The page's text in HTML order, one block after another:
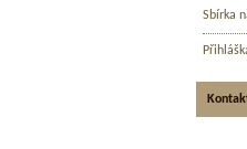
Sbírka